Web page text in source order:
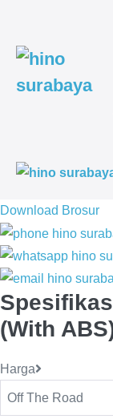
konten
Download Brosur
(With
Harga
Off The Road